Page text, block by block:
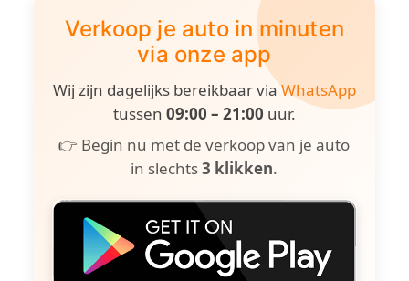
Verkoop je auto in minuten
via onze app
Wij zijn dagelijks bereikbaar viaWhatsApp
tussen 09:00 – 21:00 uur.
👉 Begin nu met de verkoop van je auto
in slechts3 klikken.